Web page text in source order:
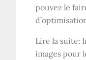
pouvez le
Lire la suite:
images pour